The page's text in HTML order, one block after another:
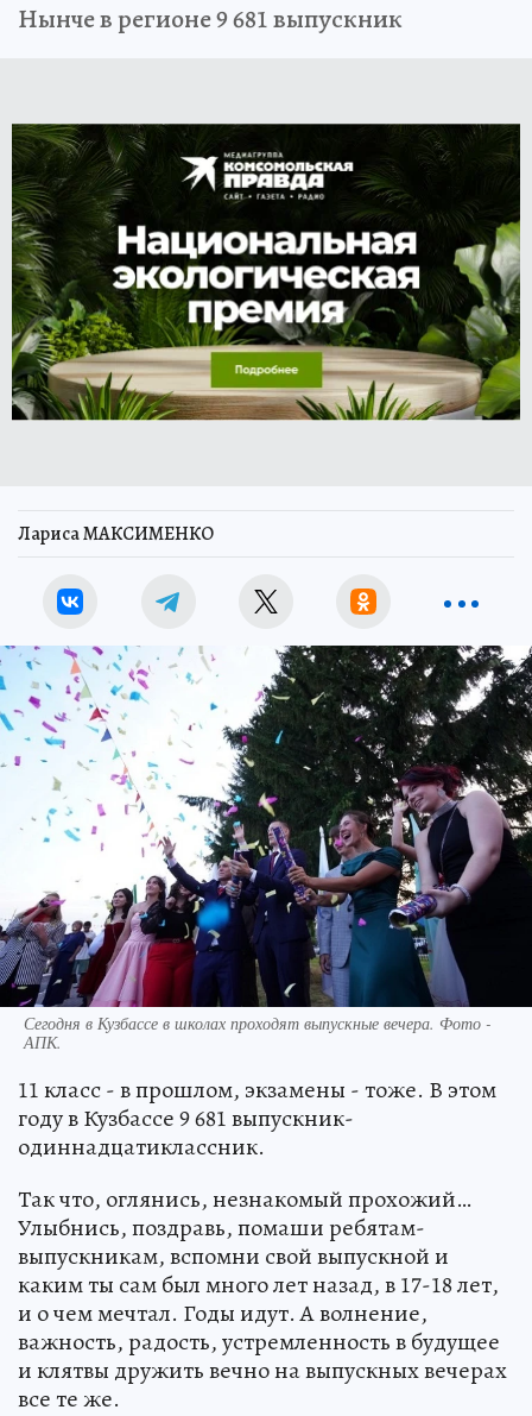
Нынче в регионе 9 681 выпускник
Лариса МАКСИМЕНКО
Сегодня в Кузбассе в школах проходят выпускные вечера. Фото -
АПК.
11 класс - в прошлом, экзамены - тоже. В этом
году в Кузбассе 9 681 выпускник-
одиннадцатиклассник.
Так что, оглянись, незнакомый прохожий…
Улыбнись, поздравь, помаши ребятам-
выпускникам, вспомни свой выпускной и
каким ты сам был много лет назад, в 17-18 лет,
и о чем мечтал. Годы идут. А волнение,
важность, радость, устремленность в будущее
и клятвы дружить вечно на выпускных вечерах
все те же.